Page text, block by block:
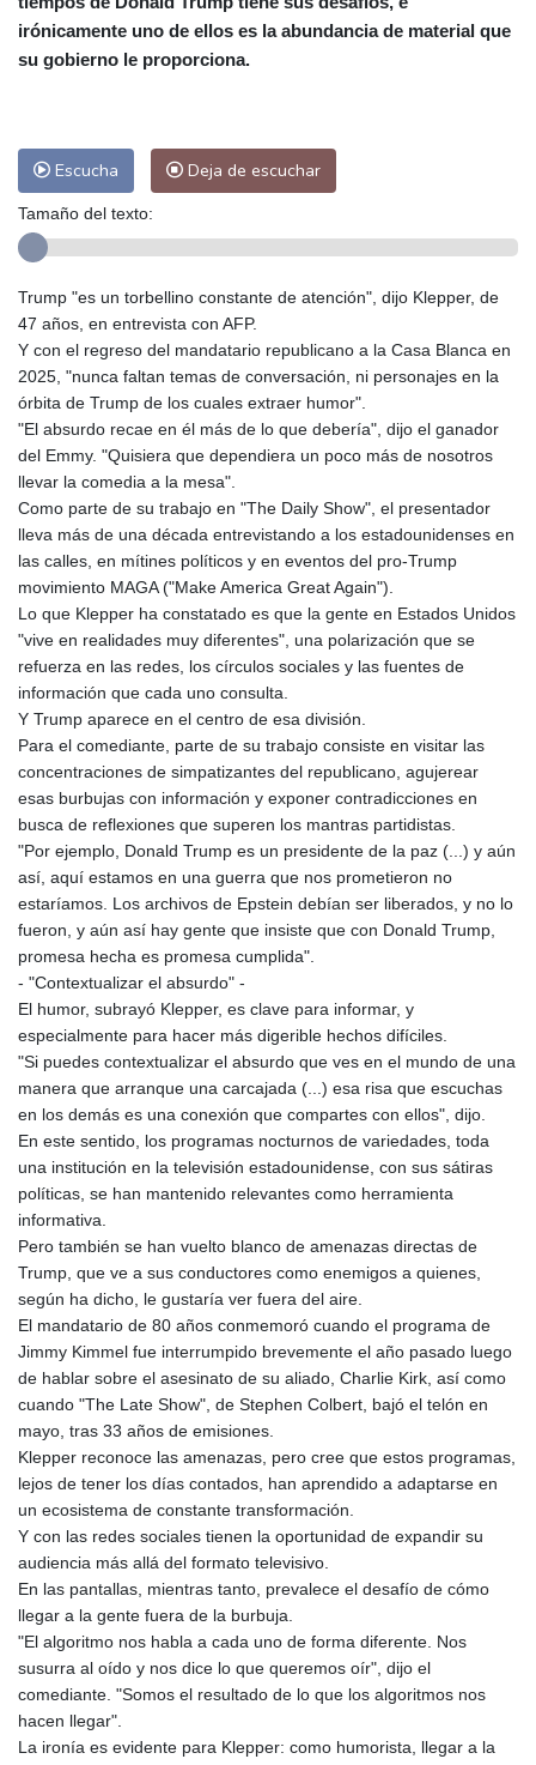
Las Palmas de Gran Canaria
25 °C
Ibiza
29 °C
Panama City
26 °C
irónicamente uno de ellos es la abundancia de material que
su gobierno le proporciona.
Escucha Deja de escuchar
Tamaño del texto:
Trump "es un torbellino constante de atención", dijo Klepper, de
47 años, en entrevista con AFP.
Y con el regreso del mandatario republicano a la Casa Blanca en
2025, "nunca faltan temas de conversación, ni personajes en la
órbita de Trump de los cuales extraer humor".
"El absurdo recae en él más de lo que debería", dijo el ganador
del Emmy. "Quisiera que dependiera un poco más de nosotros
llevar la comedia a la mesa".
Como parte de su trabajo en "The Daily Show", el presentador
lleva más de una década entrevistando a los estadounidenses en
las calles, en mítines políticos y en eventos del pro-Trump
movimiento MAGA ("Make America Great Again").
Lo que Klepper ha constatado es que la gente en Estados Unidos
"vive en realidades muy diferentes", una polarización que se
refuerza en las redes, los círculos sociales y las fuentes de
información que cada uno consulta.
Y Trump aparece en el centro de esa división.
Para el comediante, parte de su trabajo consiste en visitar las
concentraciones de simpatizantes del republicano, agujerear
esas burbujas con información y exponer contradicciones en
busca de reflexiones que superen los mantras partidistas.
"Por ejemplo, Donald Trump es un presidente de la paz (...) y aún
así, aquí estamos en una guerra que nos prometieron no
estaríamos. Los archivos de Epstein debían ser liberados, y no lo
fueron, y aún así hay gente que insiste que con Donald Trump,
promesa hecha es promesa cumplida".
- "Contextualizar el absurdo" -
El humor, subrayó Klepper, es clave para informar, y
especialmente para hacer más digerible hechos difíciles.
"Si puedes contextualizar el absurdo que ves en el mundo de una
manera que arranque una carcajada (...) esa risa que escuchas
en los demás es una conexión que compartes con ellos", dijo.
En este sentido, los programas nocturnos de variedades, toda
una institución en la televisión estadounidense, con sus sátiras
políticas, se han mantenido relevantes como herramienta
informativa.
Pero también se han vuelto blanco de amenazas directas de
Trump, que ve a sus conductores como enemigos a quienes,
según ha dicho, le gustaría ver fuera del aire.
El mandatario de 80 años conmemoró cuando el programa de
Jimmy Kimmel fue interrumpido brevemente el año pasado luego
de hablar sobre el asesinato de su aliado, Charlie Kirk, así como
cuando "The Late Show", de Stephen Colbert, bajó el telón en
mayo, tras 33 años de emisiones.
Klepper reconoce las amenazas, pero cree que estos programas,
lejos de tener los días contados, han aprendido a adaptarse en
un ecosistema de constante transformación.
Y con las redes sociales tienen la oportunidad de expandir su
audiencia más allá del formato televisivo.
En las pantallas, mientras tanto, prevalece el desafío de cómo
llegar a la gente fuera de la burbuja.
"El algoritmo nos habla a cada uno de forma diferente. Nos
susurra al oído y nos dice lo que queremos oír", dijo el
comediante. "Somos el resultado de lo que los algoritmos nos
hacen llegar".
La ironía es evidente para Klepper: como humorista, llegar a la